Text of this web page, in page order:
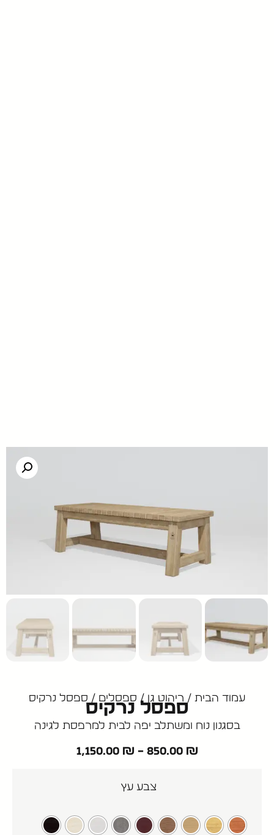
עמוד הבית / ריהוט גן / ספסלים / ספסל נרקיס
ספסל נרקיס
בסגנון נוח ומשתלב יפה לבית למרפסת לגינה
850.00 ₪
–
1,150.00 ₪
צבע עץ